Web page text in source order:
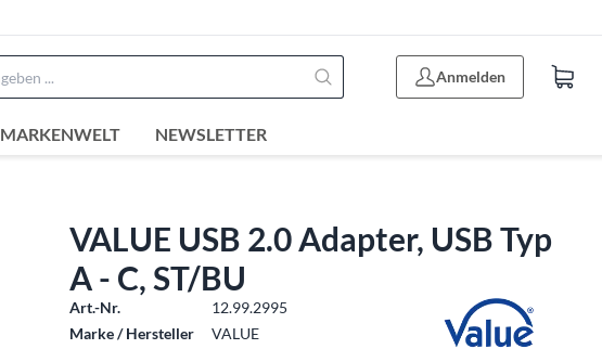
Anmelden
MARKENWELT NEWSLETTER
VALUE USB 2.0 Adapter, USB Typ
A - C, ST/BU
Art.-Nr.
12.99.2995
Marke / Hersteller
VALUE